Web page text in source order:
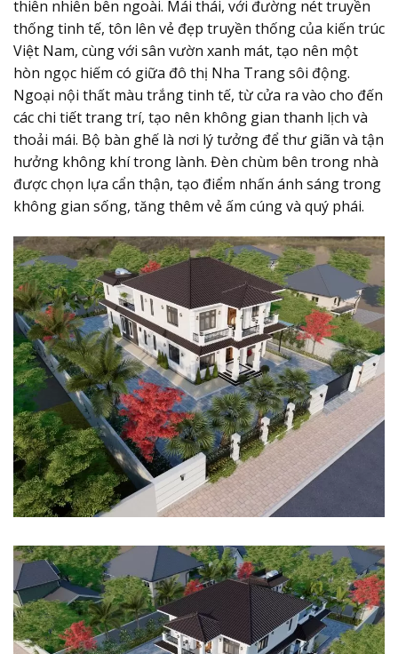
thiên nhiên bên ngoài. Mái thái, với đường nét truyền
thống tinh tế, tôn lên vẻ đẹp truyền thống của kiến trúc
Việt Nam, cùng với sân vườn xanh mát, tạo nên một
hòn ngọc hiếm có giữa đô thị Nha Trang sôi động.
Ngoại nội thất màu trắng tinh tế, từ cửa ra vào cho đến
các chi tiết trang trí, tạo nên không gian thanh lịch và
thoải mái. Bộ bàn ghế là nơi lý tưởng để thư giãn và tận
hưởng không khí trong lành. Đèn chùm bên trong nhà
được chọn lựa cẩn thận, tạo điểm nhấn ánh sáng trong
không gian sống, tăng thêm vẻ ấm cúng và quý phái.